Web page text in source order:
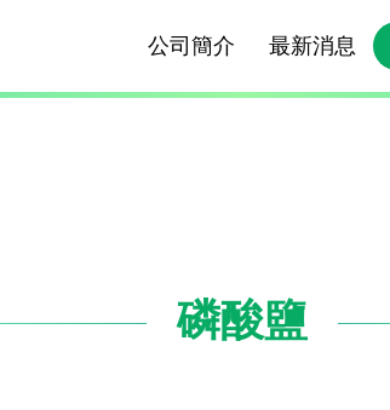
公司簡介 最新消息
磷酸鹽